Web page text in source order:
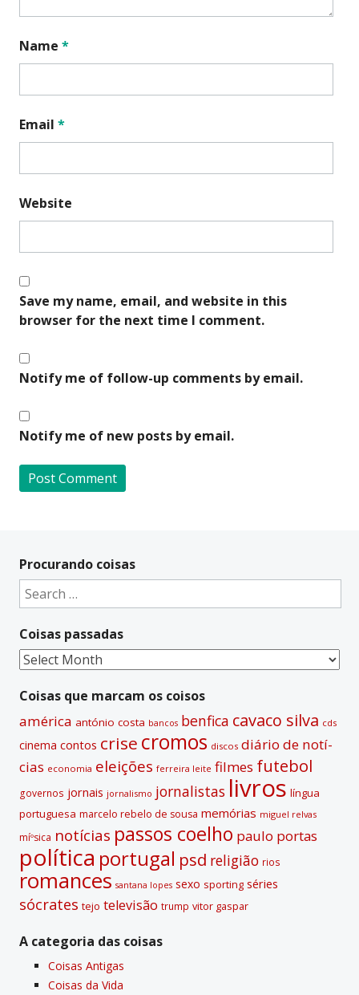
Name *
Email *
Website
Save my name, email, and website in this
browser for the next time I comment.
Notify me of follow-up comments by email.
Notify me of new posts by email.
t
e
a
t
i
v
Procurando coisas
Search
for:
Coisas passadas
Coisas
Coisas que marcam os coisos
américa antónio costa bancos benfica cavaco silva cds
cinema contos crise cromos discos diário de notí­
cias economia eleições ferreira leite filmes futebol
governos jornais jornalismo jornalistas livros lí­ngua
portuguesa marcelo rebelo de sousa memórias miguel relvas
míºsica notí­cias passos coelho paulo portas
polí­tica portugal psd religião rios
romances santana lopes sexo sporting séries
sócrates tejo televisão trump vitor gaspar
A categoria das coisas
Coisas Antigas
Coisas da Vida